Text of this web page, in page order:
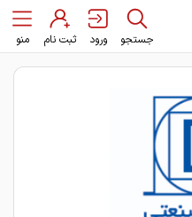
جستجو ورود ثبت نام منو